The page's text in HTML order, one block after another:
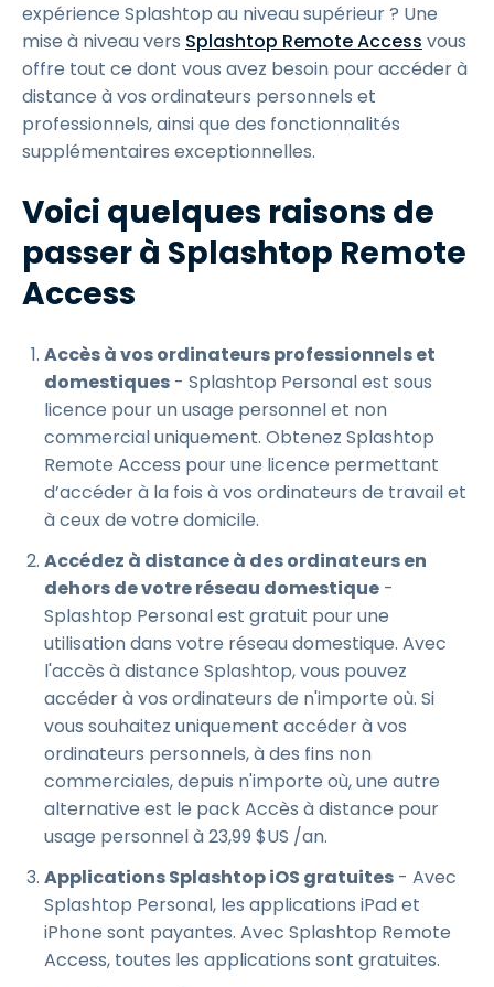
expérience Splashtop au niveau supérieur ? Une
mise à niveau vers Splashtop Remote Access vous
offre tout ce dont vous avez besoin pour accéder à
distance à vos ordinateurs personnels et
professionnels, ainsi que des fonctionnalités
supplémentaires exceptionnelles.
Voici quelques raisons de
passer à Splashtop Remote
Access
Accès à vos ordinateurs professionnels et
domestiques - Splashtop Personal est sous
licence pour un usage personnel et non
commercial uniquement. Obtenez Splashtop
Remote Access pour une licence permettant
d’accéder à la fois à vos ordinateurs de travail et
à ceux de votre domicile.
Accédez à distance à des ordinateurs en
dehors de votre réseau domestique -
Splashtop Personal est gratuit pour une
utilisation dans votre réseau domestique. Avec
l'accès à distance Splashtop, vous pouvez
accéder à vos ordinateurs de n'importe où. Si
vous souhaitez uniquement accéder à vos
ordinateurs personnels, à des fins non
commerciales, depuis n'importe où, une autre
alternative est le pack Accès à distance pour
usage personnel à23,99 $US /an.
Applications Splashtop iOS gratuites - Avec
Splashtop Personal, les applications iPad et
iPhone sont payantes. Avec Splashtop Remote
Access, toutes les applications sont gratuites.